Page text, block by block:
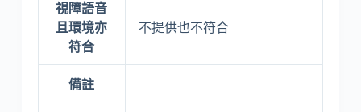
視障語音
且環境亦
符合
不提供也不符合
備註